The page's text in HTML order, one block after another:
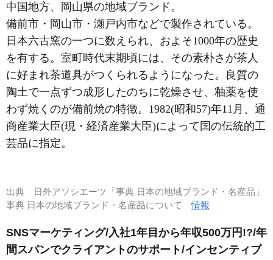
中国地方、岡山県の地域ブランド。
備前市・岡山市・瀬戸内市などで製作されている。
日本六古窯の一つに数えられ、およそ1000年の歴史
を有する。室町時代末期頃には、その素朴さが茶人
に好まれ茶道具がつくられるようになった。良質の
陶土で一点ずつ成形したのちに乾燥させ、釉薬を使
わず焼くのが備前焼の特徴。1982(昭和57)年11月、通
商産業大臣(現・経済産業大臣)によって国の伝統的工
芸品に指定。
出典
日外アソシエーツ「事典 日本の地域ブランド・名産品」
事典 日本の地域ブランド・名産品について情報
SNSマーケティング/入社1年目から年収500万円!?/年
間スパンでクライアントのサポート/インセンティブ